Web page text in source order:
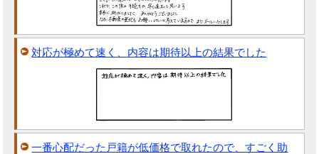
対応が極めて速く、内容は期待以上の結果でした
一番心配だった戸籍が低価格で取れたので、すごく助